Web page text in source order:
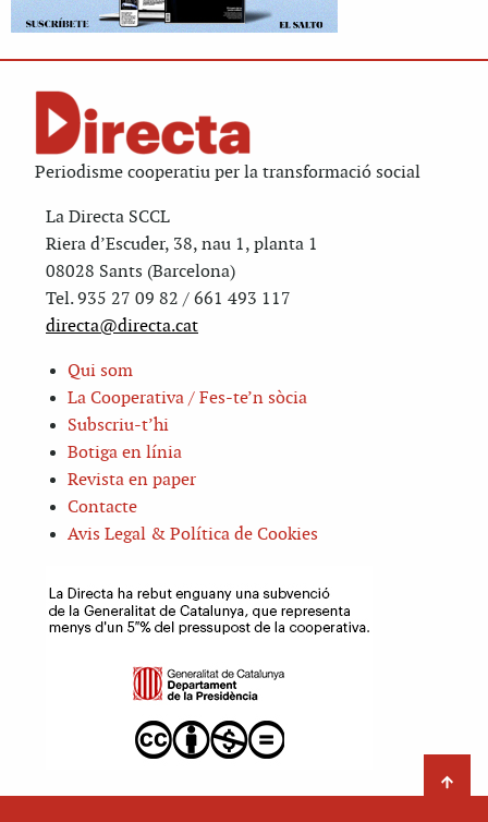
Periodisme cooperatiu per la transformació social
La Directa SCCL
Riera d’Escuder, 38, nau 1, planta 1
08028 Sants (Barcelona)
Tel. 935 27 09 82 / 661 493 117
directa@directa.cat
Qui som
La Cooperativa / Fes-te’n sòcia
Subscriu-t’hi
Botiga en línia
Revista en paper
Contacte
Avis Legal & Política de Cookies